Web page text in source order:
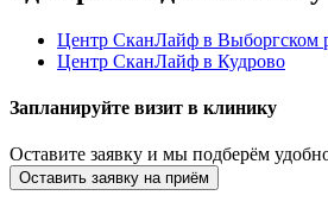
Центр СканЛайф в Выборгском
Центр СканЛайф в Кудрово
Запланируйте визит в клинику
Оставите заявку и мы подберём
Оставить заявку на приём